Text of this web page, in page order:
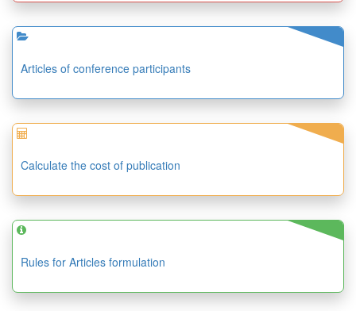
Articles of conference participants
Calculate the cost of publication
Rules for Articles formulation